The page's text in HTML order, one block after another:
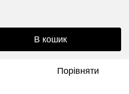
В кошик
Порівняти